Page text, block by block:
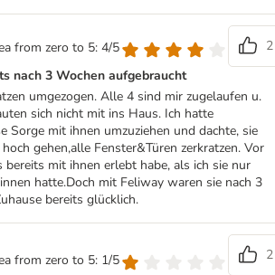
from zero to 5: 4/5
2
nach 3 Wochen aufgebraucht
umgezogen. Alle 4 sind mir zugelaufen u.
sich nicht mit ins Haus. Ich hatte
Sorge mit ihnen umzuziehen und dachte, sie
gehen,alle Fenster&Türen zerkratzen. Vor
mit ihnen erlebt habe, als ich sie nur
hatte.Doch mit Feliway waren sie nach 3
bereits glücklich.
from zero to 5: 1/5
2